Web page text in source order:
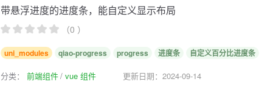
带悬浮进度的进度条，能自定义显示布局
（0 ）
uni_modules qiao-progress progress 进度条 自定义百分比进度条
分类： 前端组件 vue 组件 更新日期：2024-09-14